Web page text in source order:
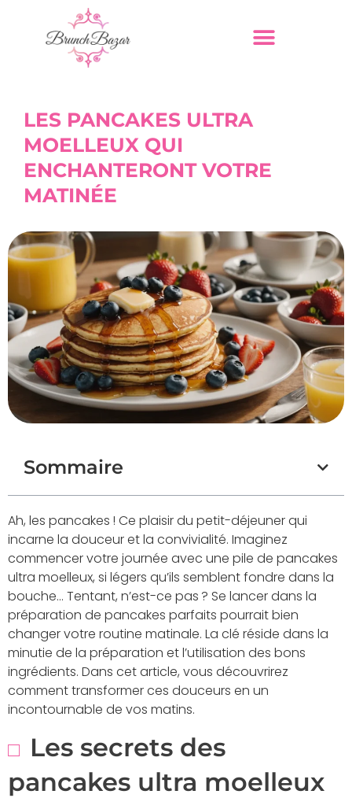
LES PANCAKES ULTRA
MOELLEUX QUI
ENCHANTERONT VOTRE
MATINÉE
Sommaire
Ah, les pancakes ! Ce plaisir du petit-déjeuner qui
incarne la douceur et la convivialité. Imaginez
commencer votre journée avec une pile de pancakes
ultra moelleux, si légers qu’ils semblent fondre dans la
bouche… Tentant, n’est-ce pas ? Se lancer dans la
préparation de pancakes parfaits pourrait bien
changer votre routine matinale. La clé réside dans la
minutie de la préparation et l’utilisation des bons
ingrédients. Dans cet article, vous découvrirez
comment transformer ces douceurs en un
incontournable de vos matins.
Les secrets des
pancakes ultra moelleux